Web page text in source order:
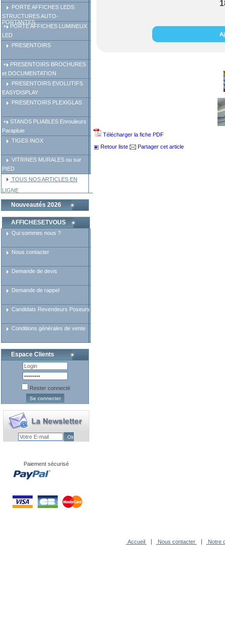
PORTE AFFICHES LEDS
STRUCTURES AUTO-
PORTANTES
PORTE AFFICHES LUMINEUX
LED
PRESENTOIRS
PRESENTOIRS BROCHURES
et DOCUMENTATION
PRESENTOIRS EVOLUTIFS
EASYDISPLAY
PRESENTOIRS PLEXIGLAS
STANDS PLIABLES Enrouleurs
Parapluie
TIGES INOX
VITRINES MURALES ou sur
PIED
TOUS NOS ARTICLES EN
LIGNE
Nouveautés 2026
AFFICHESETVOUS
Qui sommes nous ?
Nous contacter
Demande de devis
Demande de rappel
Candidats Revendeurs Poseurs
Conditions générales de vente
Espace Clients
Rester connecté
Paiement sécurisé
Télécharger la fiche PDF
Retour liste
Partager cet article
Accueil Nous contacter Notre